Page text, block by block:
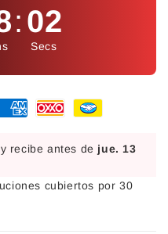
: 01
Secs
y recibe antes de jue. 13
cubiertos por 30